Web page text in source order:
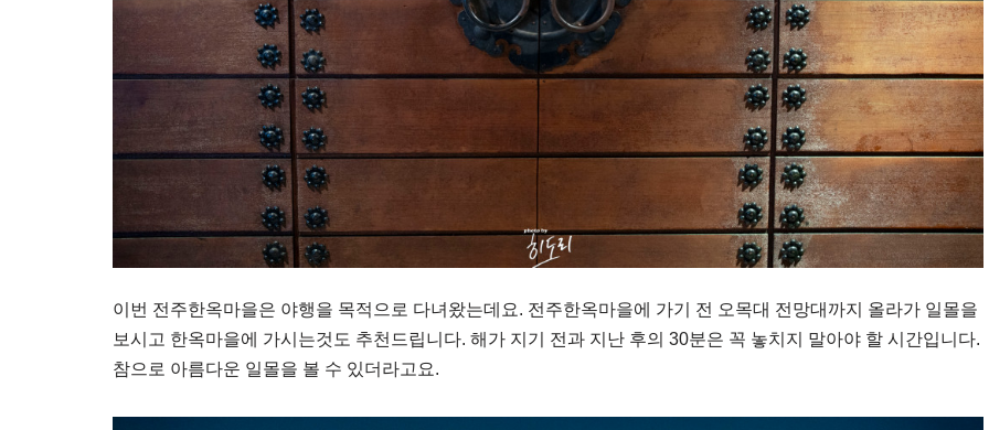
이번 전주한옥마을은 야행을 목적으로 다녀왔는데요. 전주한옥마을에 가기 전 오목대 전망대까지 올라가 일몰을
보시고 한옥마을에 가시는것도 추천드립니다. 해가 지기 전과 지난 후의 30분은 꼭 놓치지 말아야 할 시간입니다.
참으로 아름다운 일몰을 볼 수 있더라고요.